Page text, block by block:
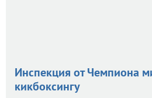
Инспекция от Чемпиона
кикбоксингу